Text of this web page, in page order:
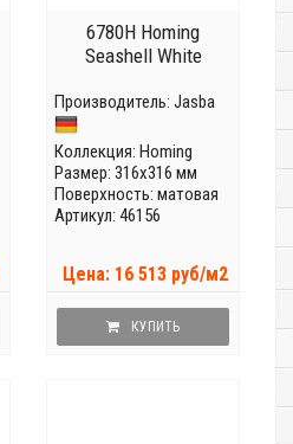
6780H Homing
Seashell White
Производитель: Jasba
Коллекция: Homing
Размер: 316x316 мм
Поверхность: матовая
Артикул: 46156
Цена: 16 513 руб/м2
КУПИТЬ